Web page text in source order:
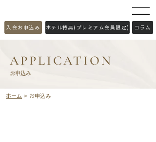
​入会お申込み ホテル特典(プレミアム会員限定) コラム
APPLICATION
​お申込み
ホーム > お申込み